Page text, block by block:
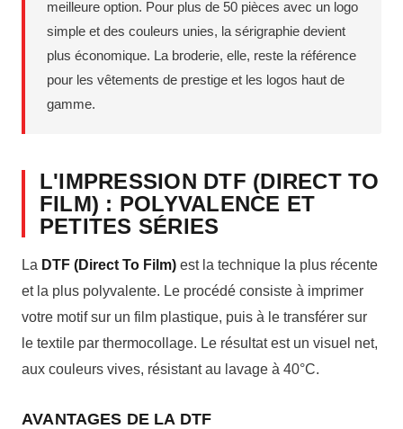
meilleure option. Pour plus de 50 pièces avec un logo
simple et des couleurs unies, la sérigraphie devient
plus économique. La broderie, elle, reste la référence
pour les vêtements de prestige et les logos haut de
gamme.
L'IMPRESSION DTF (DIRECT TO
FILM) : POLYVALENCE ET
PETITES SÉRIES
La DTF (Direct To Film) est la technique la plus récente
et la plus polyvalente. Le procédé consiste à imprimer
votre motif sur un film plastique, puis à le transférer sur
le textile par thermocollage. Le résultat est un visuel net,
aux couleurs vives, résistant au lavage à 40°C.
AVANTAGES DE LA DTF